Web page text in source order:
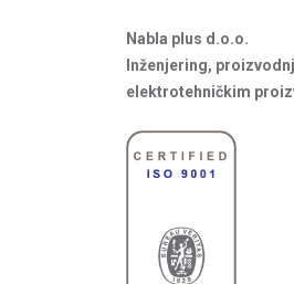
Nabla plus d.o.o.
Inženjering,
elektrotehničkim